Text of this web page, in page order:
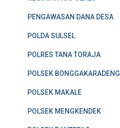
PENGAWASAN DANA DESA
POLDA SULSEL
POLRES TANA TORAJA
POLSEK BONGGAKARADENG
POLSEK MAKALE
POLSEK MENGKENDEK